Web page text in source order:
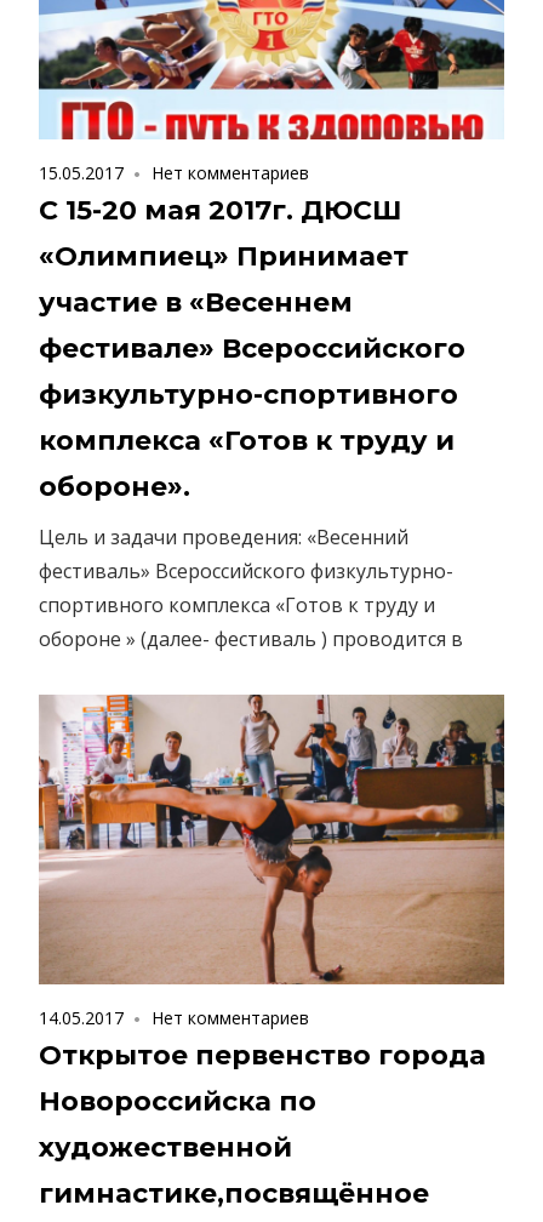
15.05.2017 Нет комментариев
С 15-20 мая 2017г. ДЮСШ
«Олимпиец» Принимает
участие в «Весеннем
фестивале» Всероссийского
физкультурно-спортивного
комплекса «Готов к труду и
обороне».
Цель и задачи проведения: «Весенний
фестиваль» Всероссийского физкультурно-
спортивного комплекса «Готов к труду и
обороне » (далее- фестиваль ) проводится в
14.05.2017 Нет комментариев
Открытое первенство города
Новороссийска по
художественной
гимнастике,посвящённое